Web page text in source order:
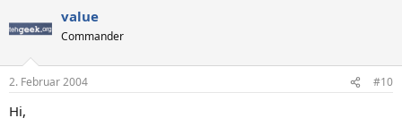
value
Commander
2. Februar 2004 #10
Hi,